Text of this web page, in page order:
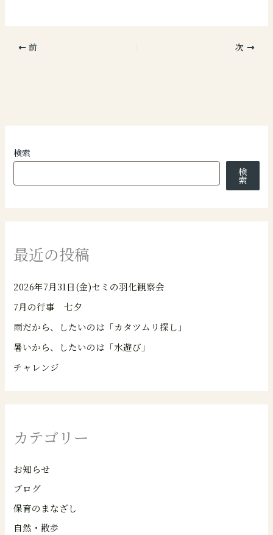
前 次
検索
検
索
最近の投稿
2026年7月31日(金)セミの羽化観察会
7月の行事 七夕
雨だから、したいのは「カタツムリ探し」
暑いから、したいのは「水遊び」
チャレンジ
カテゴリー
お知らせ
ブログ
保育のまなざし
自然・散歩